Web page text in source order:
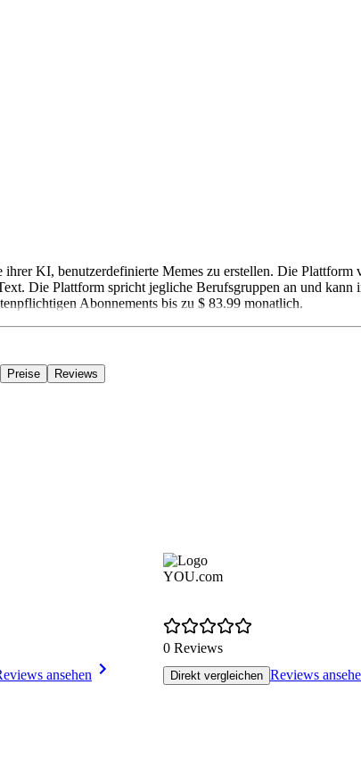
KI, benutzerdefinierte Memes zu erstellen. Die
Die Plattform spricht jegliche Berufsgruppen an und
Abonnements bis zu $ 83.99 monatlich.
Preise Reviews
ansehen
YOU.com
0 Reviews
Direkt vergleichen Reviews